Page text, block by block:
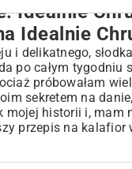
Idealnie
Idealnie
i delikatnego,
po całym
próbowałam
sekretem na
historii i, mam
przepis na